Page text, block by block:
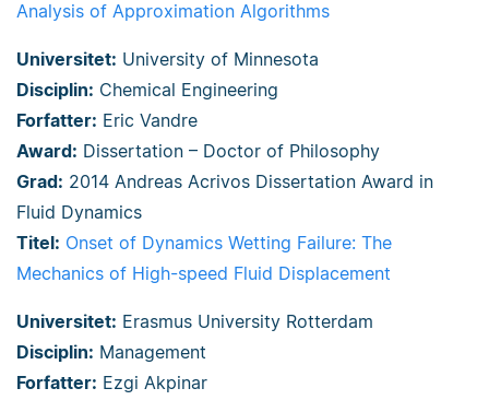
Analysis of Approximation Algorithms
Universitet: University of Minnesota
Disciplin: Chemical Engineering
Forfatter: Eric Vandre
Award: Dissertation – Doctor of Philosophy
Grad: 2014 Andreas Acrivos Dissertation Award in
Fluid Dynamics
Titel: Onset of Dynamics Wetting Failure: The
Mechanics of High-speed Fluid Displacement
Universitet: Erasmus University Rotterdam
Disciplin: Management
Forfatter: Ezgi Akpinar